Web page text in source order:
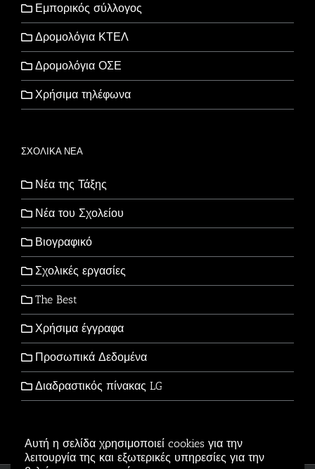
Αυτή η σελίδα χρησιμοποιεί cookies για την
λειτουργία της και εξωτερικές υπηρεσίες για την
Εμπορικός σύλλογος
Δρομολόγια ΚΤΕΛ
Δρομολόγια ΟΣΕ
Χρήσιμα τηλέφωνα
ΣΧΟΛΙΚΑ ΝΕΑ
Νέα της Τάξης
Νέα του Σχολείου
Βιογραφικό
Σχολικές εργασίες
The Best
Χρήσιμα έγγραφα
Προσωπικά Δεδομένα
Διαδραστικός πίνακας LG